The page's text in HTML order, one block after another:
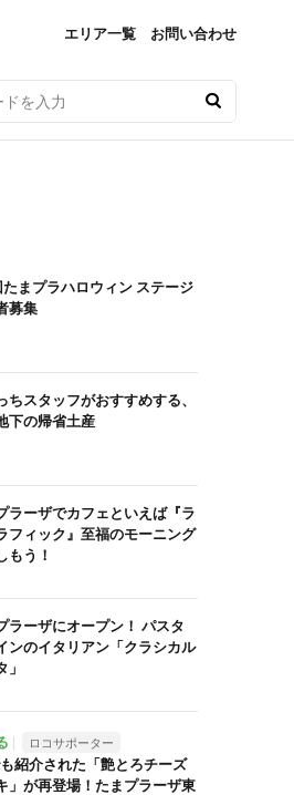
エリア一覧 お問い合わせ
まプラハロウィン ステージ
募集
ちスタッフがおすすめする、
下の帰省土産
ラーザでカフェといえば『ラ
フィック』至福のモーニング
もう！
ラーザにオープン！ パスタ
ンのイタリアン「クラシカル
」
ロコサポーター
紹介された「艶とろチーズ
」が再登場！たまプラーザ東